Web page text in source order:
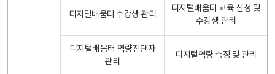
디지털배움터 수강생 관리
디지털배움터 교육 신청 및
수강생 관리
디지털배움터 역량진단자
관리
디지털역량 측정 및 관리